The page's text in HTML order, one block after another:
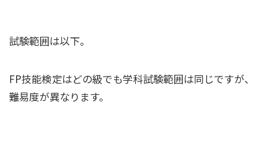
試験範囲は以下。
FP技能検定はどの級でも学科試験範囲は同じですが、
難易度が異なります。